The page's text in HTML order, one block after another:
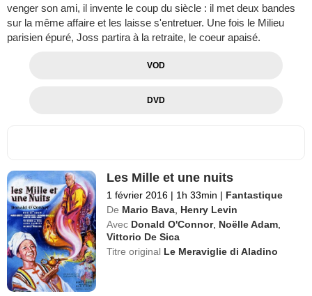
venger son ami, il invente le coup du siècle : il met deux bandes
sur la même affaire et les laisse s'entretuer. Une fois le Milieu
parisien épuré, Joss partira à la retraite, le coeur apaisé.
VOD
DVD
Les Mille et une nuits
1 février 2016 | 1h 33min | Fantastique
De Mario Bava Henry Levin
Avec Donald O'Connor, Noëlle Adam
Vittorio De Sica
Titre original Le Meraviglie di Aladino